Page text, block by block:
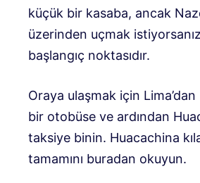
küçük bir kasaba, ancak
üzerinden uçmak
başlangıç ​​noktasıdır.
Oraya ulaşmak için Lima’dan
bir otobüse ve ardından
taksiye binin. Huacachina
tamamını buradan okuyun.